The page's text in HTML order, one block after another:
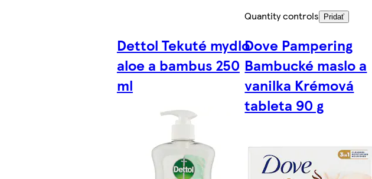
Quantity controls Pridať
Dettol Tekuté mydlo
aloe a bambus 250
ml
Dove Pampering
Bambucké maslo a
vanilka Krémová
tableta 90 g